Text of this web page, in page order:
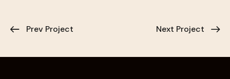
Prev Project Next Project